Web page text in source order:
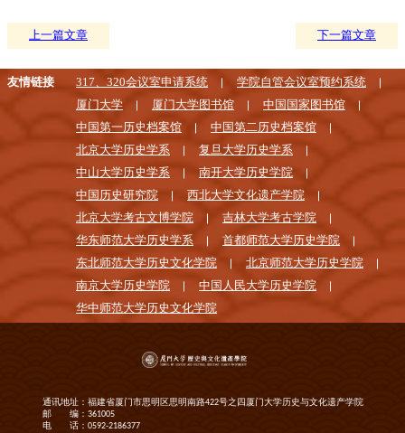
上一篇文章 下一篇文章
友情链接 317、320会议室申请系统
学院自管会议室预约系统
厦门大学
厦门大学图书馆
中国国家图书馆
中国第一历史档案馆
中国第二历史档案馆
北京大学历史学系
复旦大学历史学系
中山大学历史学系
南开大学历史学院
中国历史研究院
西北大学文化遗产学院
北京大学考古文博学院
吉林大学考古学院
华东师范大学历史学系
首都师范大学历史学院
东北师范大学历史文化学院
北京师范大学历史学院
南京大学历史学院
中国人民大学历史学院
华中师范大学历史文化学院
通讯地址：福建省厦门市思明区思明南路422号之四厦门大学历史与文化遗产学院
邮 编：361005
电 话：0592-2186377